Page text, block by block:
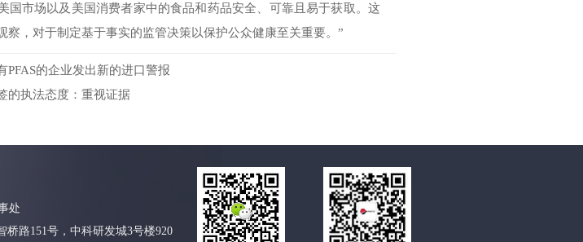
国市场以及美国消费者家中的食品和药品安全、可靠且易于获取。这
察，对于制定基于事实的监管决策以保护公众健康至关重要。”
PFAS的企业发出新的进口警报
的执法态度：重视证据
处
路151号，中科研发城3号楼920